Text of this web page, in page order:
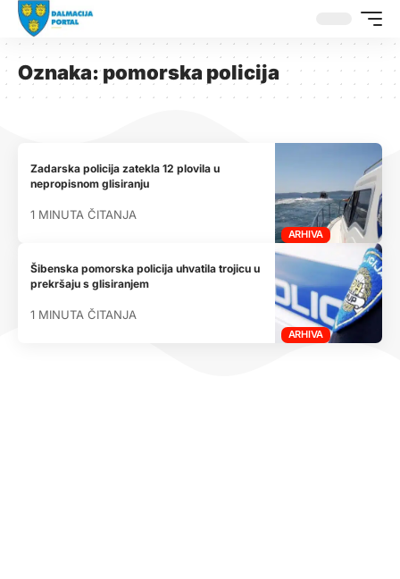
Oznaka:pomorska policija
ARHIVA
Zadarska policija zatekla 12 plovila u
nepropisnom glisiranju
1 MINUTA ČITANJA
ARHIVA
Šibenska pomorska policija uhvatila trojicu u
prekršaju s glisiranjem
1 MINUTA ČITANJA